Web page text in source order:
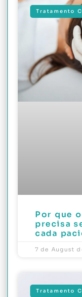
Tratamento
Por que
precisa
cada
7 de August
Tratamento